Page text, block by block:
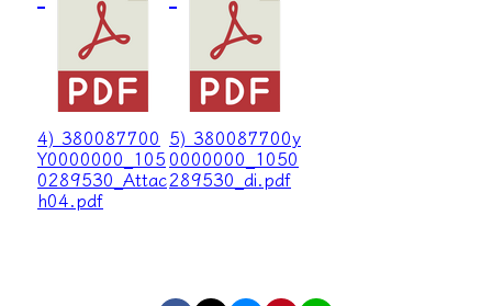
4) 380087700
Y0000000_105
0289530_Attac
h04.pdf
5) 380087700y
0000000_1050
289530_di.pdf